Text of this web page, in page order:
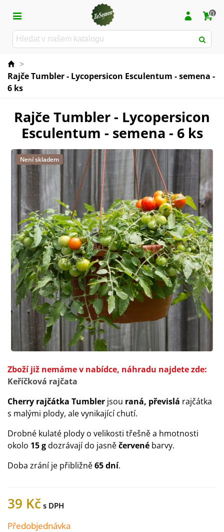
0
>
Rajče Tumbler - Lycopersicon Esculentum - semena -
6 ks
Rajče Tumbler - Lycopersicon
Esculentum - semena - 6 ks
Není skladem
Zboží již nemáme v nabídce, náhradu najdete zde:
Keříčková rajčata
Cherry rajčátka Tumbler jsou raná, převislá rajčátka
s malými plody, ale vynikající chutí.
Drobné kulaté plody o velikosti třešně a hmotnosti
okolo 15 gdozrávají do jasněčervené barvy.
Doba zrání je přibližně65 dní.
39 Kč
Předobjednávka